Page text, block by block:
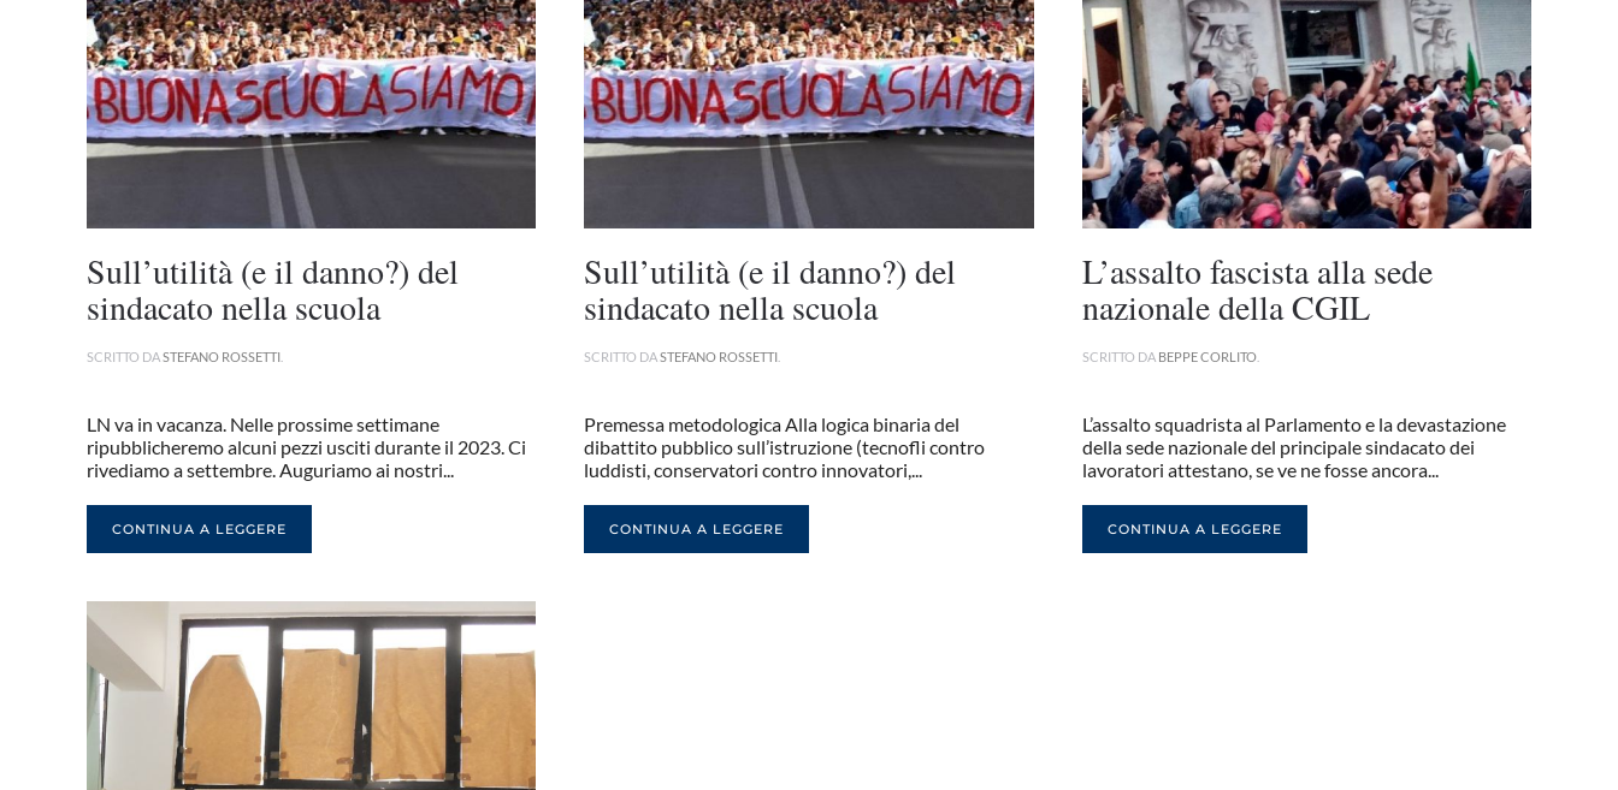
Sull’utilità (e il danno?) del
sindacato nella scuola
SCRITTO DASTEFANO ROSSETTI
LN va in vacanza. Nelle prossime settimane
ripubblicheremo alcuni pezzi usciti durante il 2023. Ci
rivediamo a settembre. Auguriamo ai nostri...
CONTINUA A LEGGERE
Sull’utilità (e il danno?) del
sindacato nella scuola
SCRITTO DASTEFANO ROSSETTI
Premessa metodologica Alla logica binaria del
dibattito pubblico sull’istruzione (tecnofli contro
luddisti, conservatori contro innovatori,...
CONTINUA A LEGGERE
L’assalto fascista alla sede
nazionale della CGIL
SCRITTO DA BEPPE CORLITO.
L’assalto squadrista al Parlamento e la devastazione
della sede nazionale del principale sindacato dei
lavoratori attestano, se ve ne fosse ancora...
CONTINUA A LEGGERE